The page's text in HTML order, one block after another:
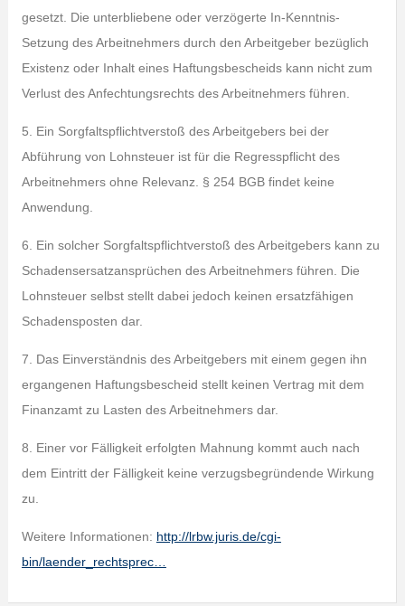
gesetzt. Die unterbliebene oder verzögerte In-Kenntnis-
Setzung des Arbeitnehmers durch den Arbeitgeber bezüglich
Existenz oder Inhalt eines Haftungsbescheids kann nicht zum
Verlust des Anfechtungsrechts des Arbeitnehmers führen.
5. Ein Sorgfaltspflichtverstoß des Arbeitgebers bei der
Abführung von Lohnsteuer ist für die Regresspflicht des
Arbeitnehmers ohne Relevanz. § 254 BGB findet keine
Anwendung.
6. Ein solcher Sorgfaltspflichtverstoß des Arbeitgebers kann zu
Schadensersatzansprüchen des Arbeitnehmers führen. Die
Lohnsteuer selbst stellt dabei jedoch keinen ersatzfähigen
Schadensposten dar.
7. Das Einverständnis des Arbeitgebers mit einem gegen ihn
ergangenen Haftungsbescheid stellt keinen Vertrag mit dem
Finanzamt zu Lasten des Arbeitnehmers dar.
8. Einer vor Fälligkeit erfolgten Mahnung kommt auch nach
dem Eintritt der Fälligkeit keine verzugsbegründende Wirkung
zu.
Weitere Informationen: http://lrbw.juris.de/cgi-
bin/laender_rechtsprec…